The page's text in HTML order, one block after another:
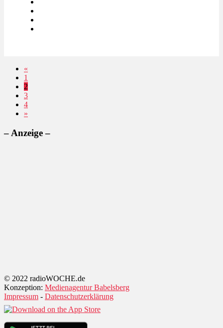
«
1
2
3
4
»
– Anzeige –
© 2022 radioWOCHE.de
Konzeption: Medienagentur Babelsberg
Impressum - Datenschutzerklärung